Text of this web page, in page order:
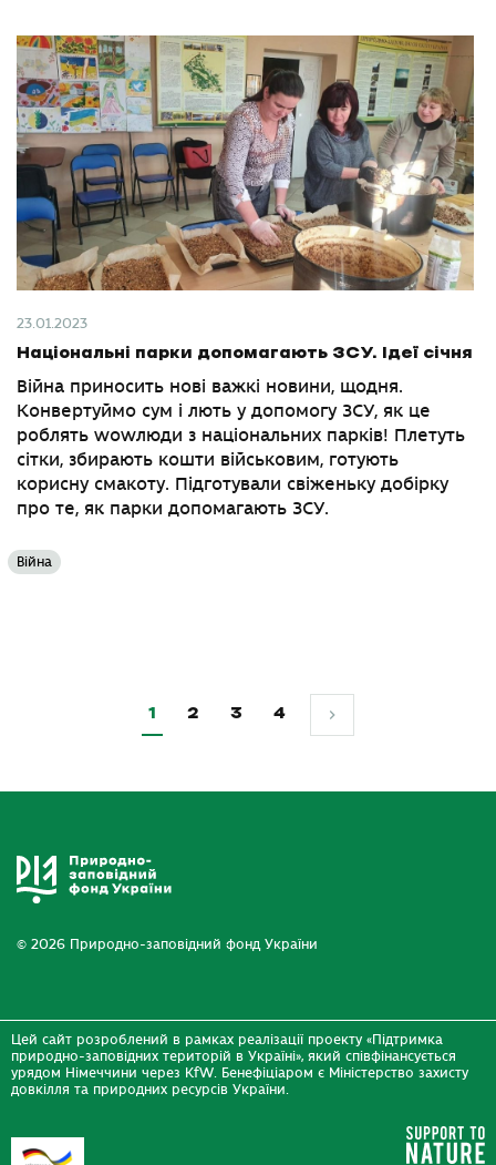
23.01.2023
Національні парки допомагають ЗСУ. Ідеї січня
Війна приносить нові важкі новини, щодня.
Конвертуймо сум і лють у допомогу ЗСУ, як це
роблять wowлюди з національних парків! Плетуть
сітки, збирають кошти військовим, готують
корисну смакоту. Підготували свіженьку добірку
про те, як парки допомагають ЗСУ.
Війна
1 2 3 4
© 2026 Природно-заповідний фонд України
Цей сайт розроблений в рамках реалізації проекту «Підтримка
природно-заповідних територій в Україні», який співфінансується
урядом Німеччини через KfW. Бенефіціаром є Міністерство захисту
довкілля та природних ресурсів України.